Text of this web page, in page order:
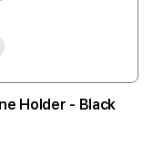
Holder - Black